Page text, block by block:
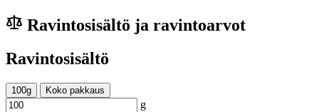
Ravintosisältö ja ravintoarvot
Ravintosisältö
100g Koko pakkaus
g